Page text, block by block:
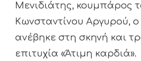
Μενιδιάτης, κουμπάρος
Κωνσταντίνου Αργυρού,
ανέβηκε στη σκηνή και
επιτυχία «Άτιμη καρδιά».